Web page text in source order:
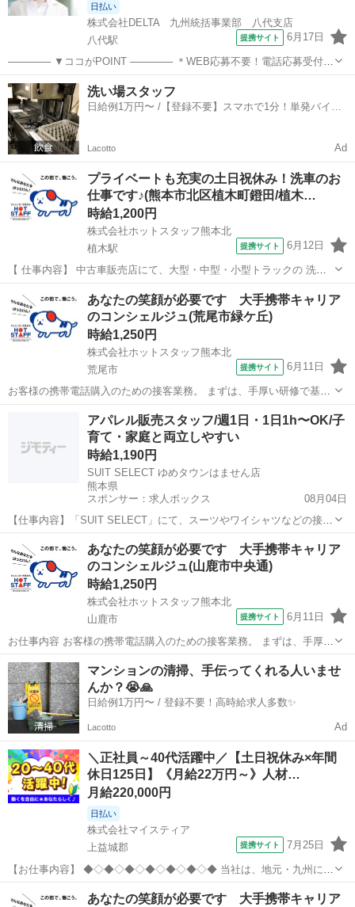
日払い
株式会社DELTA 九州統括事業部 八代支店
八代駅
提携サイト 6月17日
────── ▼ココがPOINT ────── ＊WEB応募不要！電話応募受付
中！ TEL：0965-45-9717(平日9時～18時) ＊お給料の前渡しサービス
完備◎ ＊正社員前提の人 ＊新規開拓はなし ＊事務作業も並行...
熊本 八代市 八代駅
洗い場スタッフ
日給例1万円〜 /【登録不要】スマホで1分！単発バイト
Lacotto Ad
プライベートも充実の土日祝休み！洗車のお
仕事です♪(熊本市北区植木町鐙田/植木…
時給1,200円
株式会社ホットスタッフ熊本北
植木駅
提携サイト 6月12日
【 仕事内容】 中古車販売店にて、大型・中型・小型トラックの 洗車
業務を担当していただきます。 ノルマはありません(^▽^) 車両の洗車:
高圧洗浄機や専用ブラシを 使用した外装・内装の洗浄。 清掃: 洗車場
の整理整頓、...
植木駅 営業
あなたの笑顔が必要です 大手携帯キャリア
のコンシェルジュ(荒尾市緑ケ丘)
時給1,250円
株式会社ホットスタッフ熊本北
荒尾市
提携サイト 6月11日
お客様の携帯電話購入のための接客業務。 まずは、手厚い研修で基礎
をしっかり学べます。 簡単な、プラン案内、コンテンツ説明、操作説
明などの業務から始まり、最終的には契約を一からできるようになり
ます。 。。。。。。。。。。。。...
営業
アパレル販売スタッフ/週1日・1日1h〜OK/子
育て・家庭と両立しやすい
時給1,190円
SUIT SELECT ゆめタウンはません店
熊本県
スポンサー：求人ボックス
08月04日
【仕事内容】「SUIT SELECT」にて、スーツやワイシャツなどの接
客・販売業務全般をお任せします。 ただ商品を売るのではなく、お客
様の人生の大切なイベント(入学式、結婚式、卒園式など)に寄り添い、
30分〜1時間かけて丁寧に1着...
アルバイト・パート
あなたの笑顔が必要です 大手携帯キャリア
のコンシェルジュ(山鹿市中央通)
時給1,250円
株式会社ホットスタッフ熊本北
山鹿市
提携サイト 6月11日
お仕事内容 お客様の携帯電話購入のための接客業務。 まずは、手厚い
研修で基礎をしっかり学べます。 簡単な、プラン案内、コンテンツ説
明、操作説明などの業務から始まり、最終的には契約を一からできる
ようになります。 。。。。。。。...
熊本 山鹿市
マンションの清掃、手伝ってくれる人いませ
んか？😭🙏
日給例1万円〜 / 登録不要！高時給求人多数✨
Lacotto Ad
＼正社員～40代活躍中／【土日祝休み×年間
休日125日】《月給22万円～》人材…
月給220,000円
日払い
株式会社マイスティア
上益城郡
提携サイト 7月25日
【お仕事内容】 ◆◇◆◇◆◇◆◇◆◇◆◇◆ 当社は、地元・九州に根
ざした人材サービス企業として、地域企業の成長を支える事業を展開
しています。 本ポジションでは、当社の主力事業である?人材派遣・
上益城郡 営業
あなたの笑顔が必要です 大手携帯キャリア